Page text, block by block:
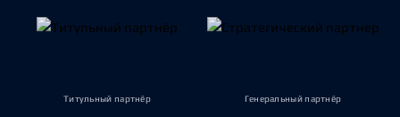
Титульный партнёр Генеральный партнёр